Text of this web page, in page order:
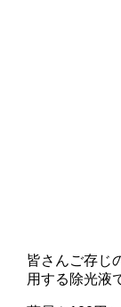
皆さんご存じ
用する除光液